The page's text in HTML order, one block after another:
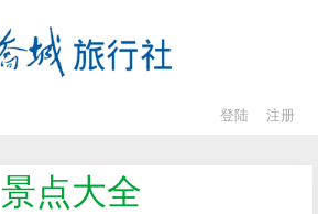
登陆 注册
景点大全